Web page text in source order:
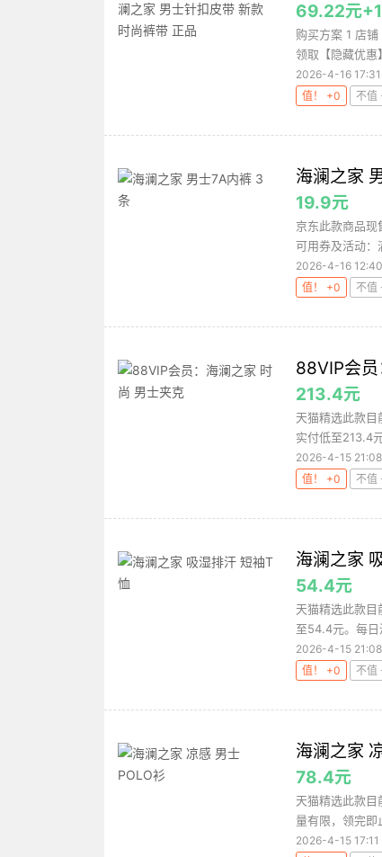
69.22元
购买方案 1 店
领取【隐藏优惠
2026-4-16 17:31
值！ +0
不值
海澜之家
19.9元
京东此款商品
可用券及活动
2026-4-16 12:40
值！ +0
不值
88VIP会
213.4元
天猫精选此款
实付低至213.4
2026-4-15 21:08
值！ +0
不值
海澜之家
54.4元
天猫精选此款
至54.4元。每
2026-4-15 21:08
值！ +0
不值
海澜之家
78.4元
天猫精选此款
量有限，领完
2026-4-15 17:11